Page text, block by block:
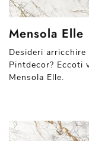
Mensola Elle
Desideri
Pintdecor? Eccoti
Mensola Elle.